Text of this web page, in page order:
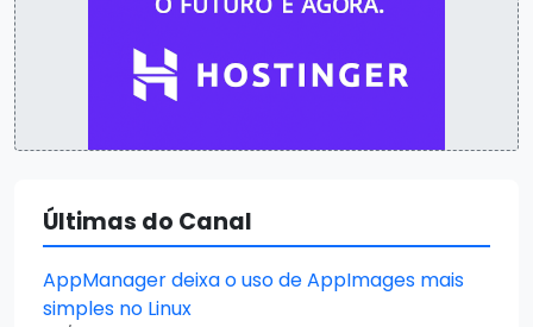
Últimas do Canal
AppManager deixa o uso de AppImages mais
simples no Linux